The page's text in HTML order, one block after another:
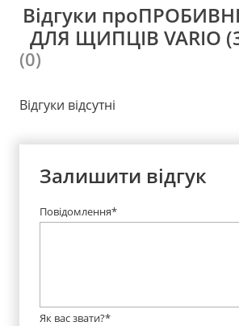
Відгуки
ДЛЯ ЩИПЦІВ VARIO
(0)
Відгуки відсутні
Залишити відгук
Повідомлення*
Як вас звати?*